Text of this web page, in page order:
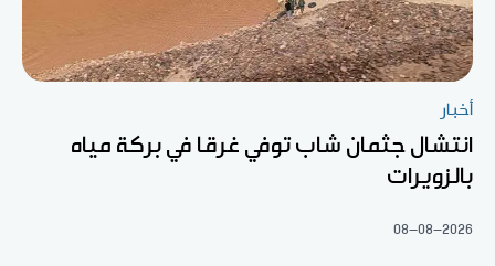
أخبار
انتشال جثمان شاب توفي غرقا في بركة مياه
بالزويرات
08-08-2026